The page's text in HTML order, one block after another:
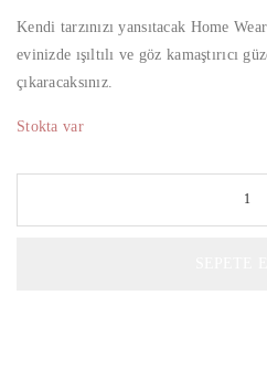
Kendi tarzınızı yansıtacak Home
evinizde ışıltılı ve göz kamaştırıcı
çıkaracaksınız.
Stokta var